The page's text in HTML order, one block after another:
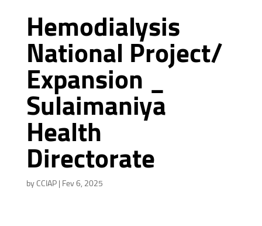
Hemodialysis
National Project/
Expansion _
Sulaimaniya
Health
Directorate
byCCIAP|Fev 6, 2025